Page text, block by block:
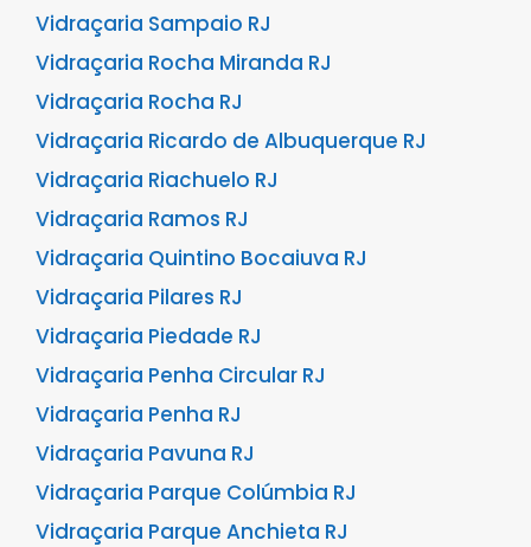
Vidraçaria Sampaio RJ
Vidraçaria Rocha Miranda RJ
Vidraçaria Rocha RJ
Vidraçaria Ricardo de Albuquerque RJ
Vidraçaria Riachuelo RJ
Vidraçaria Ramos RJ
Vidraçaria Quintino Bocaiuva RJ
Vidraçaria Pilares RJ
Vidraçaria Piedade RJ
Vidraçaria Penha Circular RJ
Vidraçaria Penha RJ
Vidraçaria Pavuna RJ
Vidraçaria Parque Colúmbia RJ
Vidraçaria Parque Anchieta RJ